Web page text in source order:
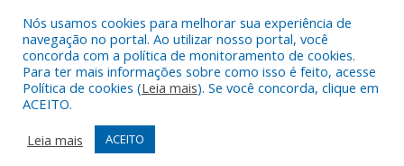
Todos os direitos reservados a Prefeitura Municipal de Igarapé-
Açu.
Frequência Online
Acessar Área Administrativa
Nós usamos cookies para melhorar sua experiência de
navegação no portal. Ao utilizar nosso portal, você
concorda com a política de monitoramento de cookies.
Para ter mais informações sobre como isso é feito, acesse
Política de cookies (Leia mais). Se você concorda, clique em
ACEITO.
Leia mais
ACEITO